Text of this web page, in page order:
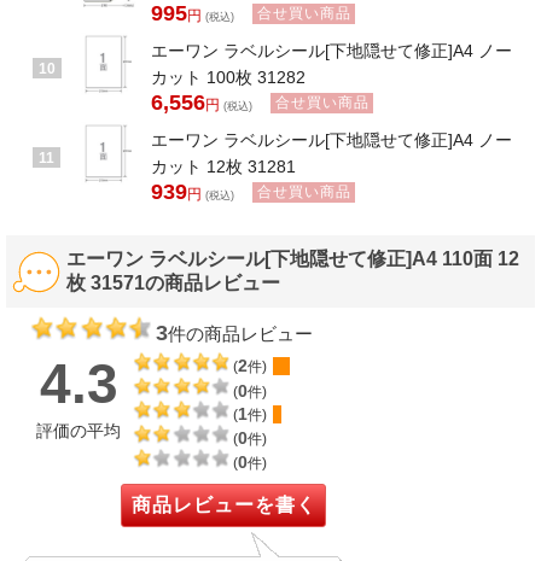
995円 (税込) 合せ買い商品
10
エーワン ラベルシール[下地隠せて修正]A4 ノー
カット 100枚 31282
6,556円 (税込) 合せ買い商品
11
エーワン ラベルシール[下地隠せて修正]A4 ノー
カット 12枚 31281
939円 (税込) 合せ買い商品
エーワン ラベルシール[下地隠せて修正]A4 110面 12
枚 31571の商品レビュー
3件の商品レビュー
4.3
評価の平均
(2件)
(0件)
(1件)
(0件)
(0件)
商品レビューを書く